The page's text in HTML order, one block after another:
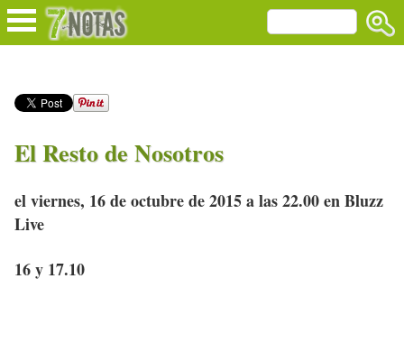
El Resto de Nosotros
el viernes, 16 de octubre de 2015 a las 22.00 en Bluzz
Live
16 y 17.10